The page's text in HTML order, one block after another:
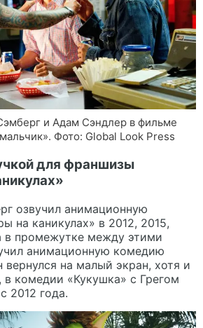
и Адам Сэндлер в фильме
Фото: Global Look Press
для франшизы
озвучил анимационную
на каникулах» в 2012, 2015,
в промежутке между этими
анимационную комедию
на малый экран, хотя и
в комедии «Кукушка» с Грегом
2012 года.